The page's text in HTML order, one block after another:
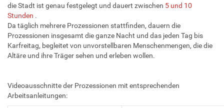
die Stadt ist genau festgelegt und dauert zwischen 5 und 10
Stunden .
Da täglich mehrere Prozessionen stattfinden, dauern die
Prozessionen insgesamt die ganze Nacht und das jeden Tag bis
Karfreitag, begleitet von unvorstellbaren Menschenmengen, die die
Altäre und ihre Träger sehen und erleben wollen.
Videoausschnitte der Prozessionen mit entsprechenden
Arbeitsanleitungen: